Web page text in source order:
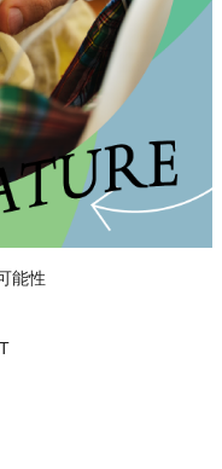
能性